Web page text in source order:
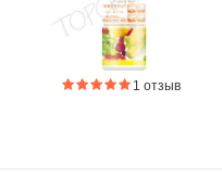
1 отзыв